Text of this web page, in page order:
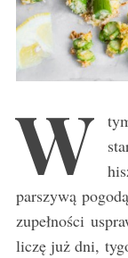
W
parszywą
zupełności
liczę już dni,